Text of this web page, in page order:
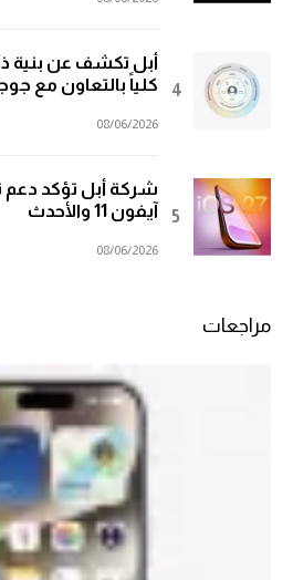
أبل تكشف عن بنية
كلياً بالتعاون مع
08/06/2026
آيفون 11 والأحدث
08/06/2026
مراجعات